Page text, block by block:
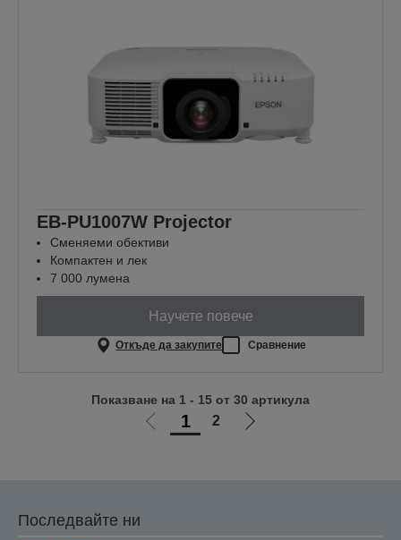
EB-PU1007W Projector
Сменяеми обективи
Компактен и лек
7 000 лумена
Научете повече
Откъде да закупите Сравнение
Отиди
1 2
Отиди
Показване на 1 - 15 от 30 артикула
Последвайте ни